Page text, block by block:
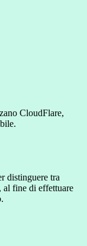
CloudFlare,
distinguere tra
al fine di effettuare